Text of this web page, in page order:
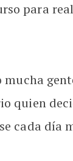
para
mucha
quien
cada día